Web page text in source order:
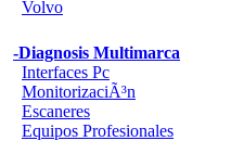
Volvo
-Diagnosis Multimarca
Interfaces Pc
MonitorizaciÃ³n
Escaneres
Equipos Profesionales